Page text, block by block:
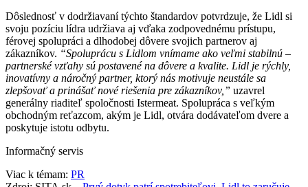
Dôslednosť v dodržiavaní týchto štandardov potvrdzuje, že Lidl si
svoju pozíciu lídra udržiava aj vďaka zodpovednému prístupu,
férovej spolupráci a dlhodobej dôvere svojich partnerov aj
zákazníkov. “Spoluprácu s Lidlom vnímame ako veľmi stabilnú –
partnerské vzťahy sú postavené na dôvere a kvalite. Lidl je rýchly,
inovatívny a náročný partner, ktorý nás motivuje neustále sa
zlepšovať a prinášať nové riešenia pre zákazníkov,” uzavrel
generálny riaditeľ spoločnosti Istermeat. Spolupráca s veľkým
obchodným reťazcom, akým je Lidl, otvára dodávateľom dvere a
poskytuje istotu odbytu.
Informačný servis
Viac k témam: PR